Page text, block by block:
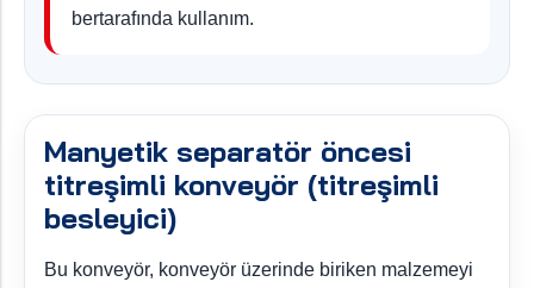
bertarafında kullanım.
Manyetik separatör öncesi
titreşimli konveyör (titreşimli
besleyici)
Bu konveyör, konveyör üzerinde biriken malzemeyi